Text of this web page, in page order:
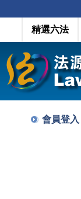
精選六法
會員登入